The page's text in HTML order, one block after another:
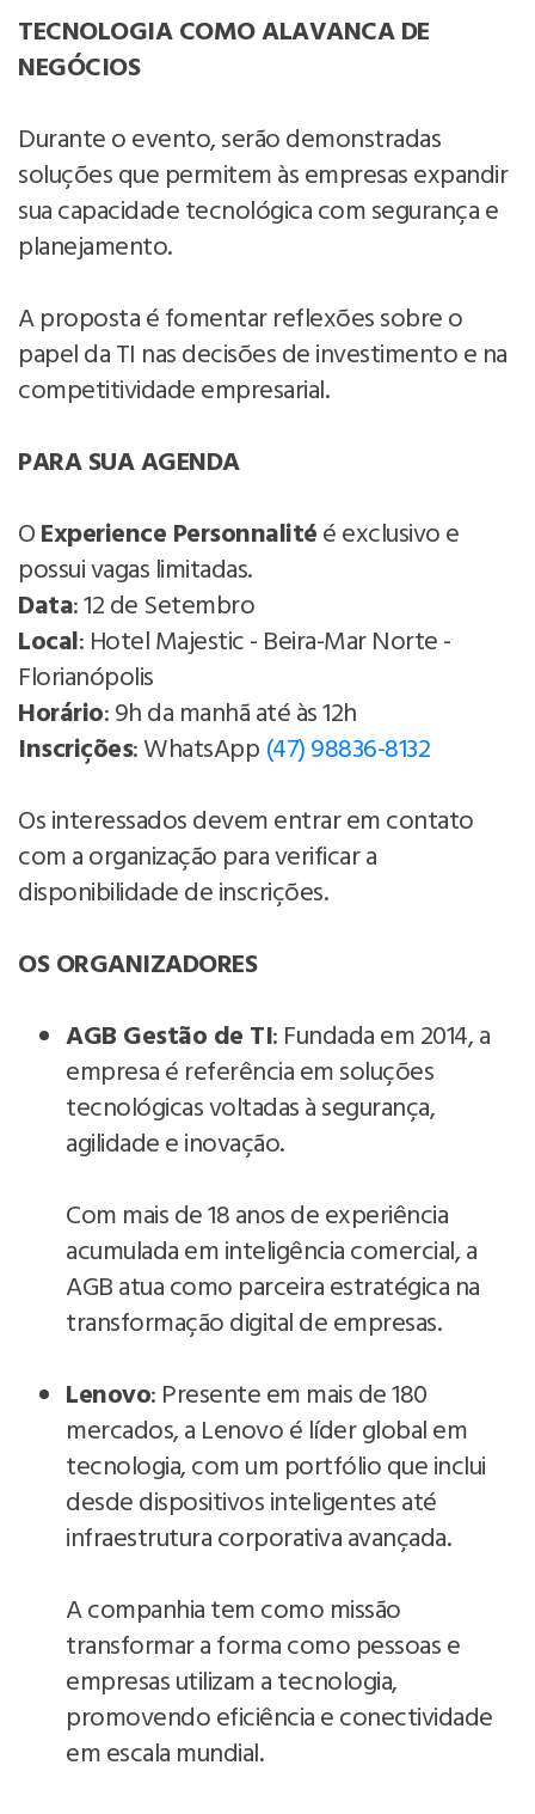
TECNOLOGIA COMO ALAVANCA DE
NEGÓCIOS
Durante o evento, serão demonstradas
soluções que permitem às empresas expandir
sua capacidade tecnológica com segurança e
planejamento.
A proposta é fomentar reflexões sobre o
papel da TI nas decisões de investimento e na
competitividade empresarial.
PARA SUA AGENDA
OExperience Personnalitéé exclusivo e
possui vagas limitadas.
Data: 12 de Setembro
Local: Hotel Majestic - Beira-Mar Norte -
Florianópolis
Horário: 9h da manhã até às 12h
Inscrições: WhatsApp (47) 98836-8132
Os interessados devem entrar em contato
com a organização para verificar a
disponibilidade de inscrições.
OS ORGANIZADORES
AGB Gestão de TI: Fundada em 2014, a
empresa é referência em soluções
tecnológicas voltadas à segurança,
agilidade e inovação.
Com mais de 18 anos de experiência
acumulada em inteligência comercial, a
AGB atua como parceira estratégica na
transformação digital de empresas.
Lenovo: Presente em mais de 180
mercados, a Lenovo é líder global em
tecnologia, com um portfólio que inclui
desde dispositivos inteligentes até
infraestrutura corporativa avançada.
A companhia tem como missão
transformar a forma como pessoas e
empresas utilizam a tecnologia,
promovendo eficiência e conectividade
em escala mundial.